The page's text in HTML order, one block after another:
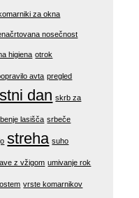
za okna
nosečnost
higiena otrok
avta pregled
dan skrb za
lasišča srbeče
streha suho
z vžigom umivanje rok
vrste komarnikov